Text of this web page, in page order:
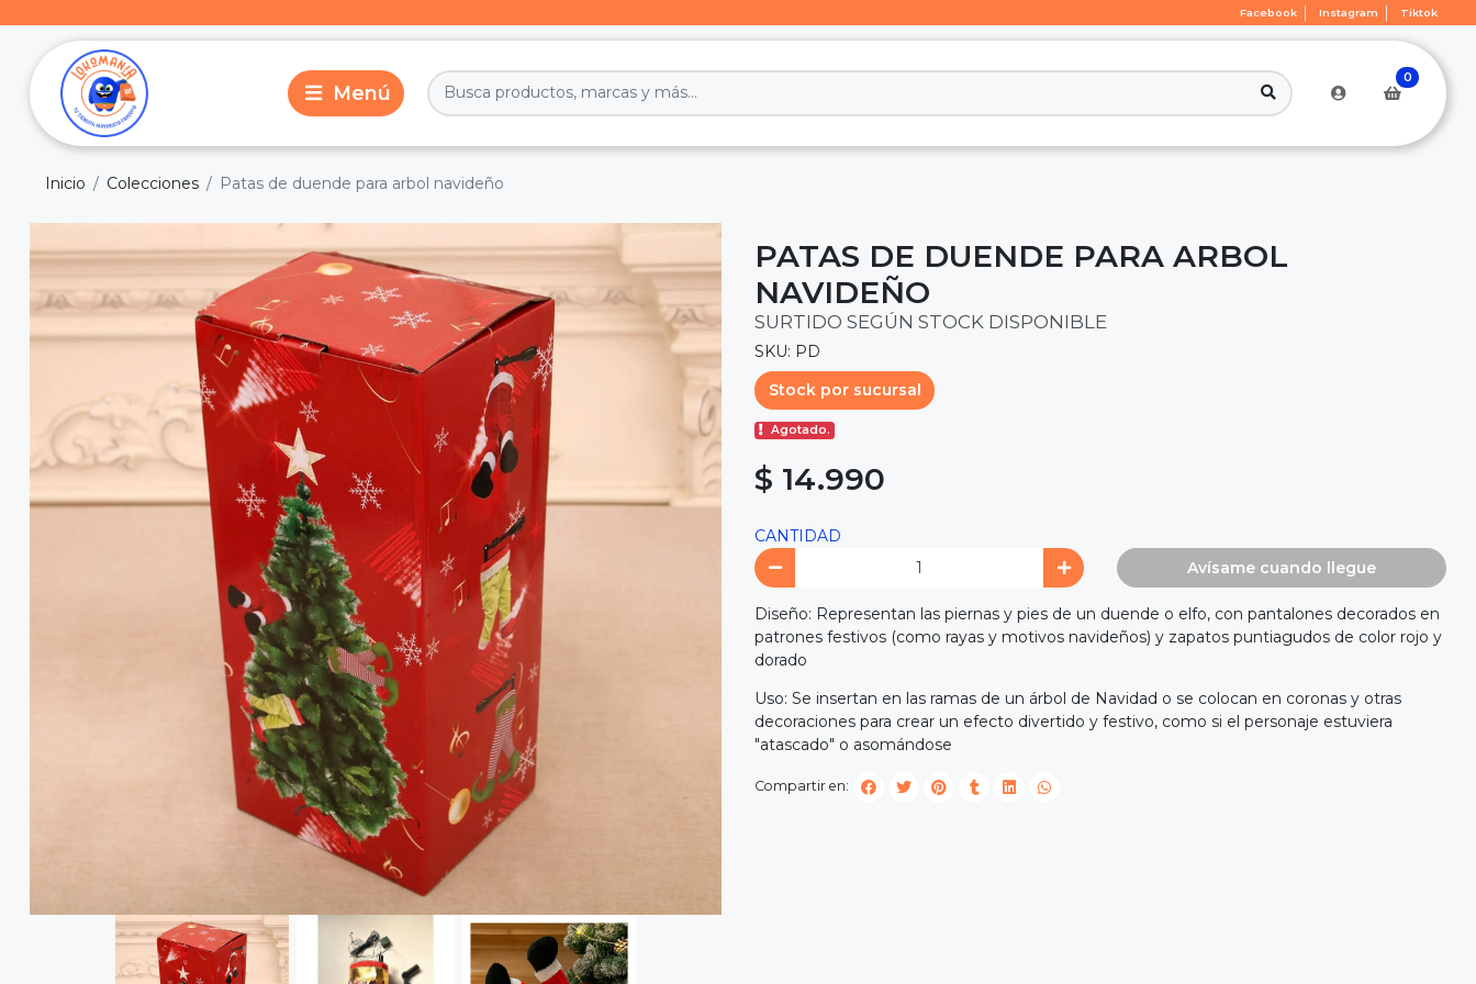
Facebook Instagram Tiktok
0
Inicio Colecciones Patas de duende para arbol navideño
PATAS DE DUENDE PARA ARBOL
NAVIDEÑO
SURTIDO SEGÚN STOCK DISPONIBLE
SKU: PD
Stock por sucursal
Agotado.
$ 14.990
CANTIDAD
Avísame cuando llegue
Diseño: Representan las piernas y pies de un duende o elfo, con pantalones decorados en
patrones festivos (como rayas y motivos navideños) y zapatos puntiagudos de color rojo y
dorado
Uso: Se insertan en las ramas de un árbol de Navidad o se colocan en coronas y otras
decoraciones para crear un efecto divertido y festivo, como si el personaje estuviera
"atascado" o asomándose
Compartir en: